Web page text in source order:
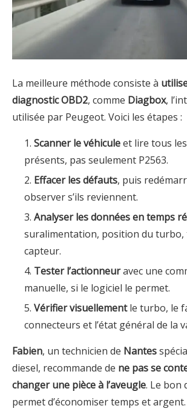
La meilleure méthode consiste à
diagnostic OBD2, comme Diagbox,
utilisée par Peugeot. Voici les étapes :
Scanner le véhiculeet lire tous
présents, pas seulement P2563.
Effacer les défauts, puis
observer s’ils reviennent.
Analyser les données en temps
suralimentation, position du turbo,
capteur.
Tester l’actionneuravec une
manuelle, si le logiciel le permet.
Vérifier visuellementle turbo, le
connecteurs et l’état général de la
Fabien, un technicien de Nantes
diesel, recommande de ne pas se
changer une pièce à l’aveugle. Le bon
permet d’économiser temps et argent.